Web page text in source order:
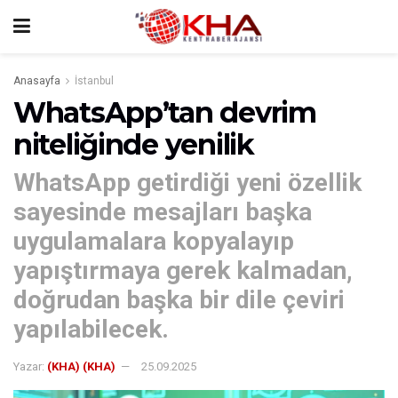
Anasayfa İstanbul
WhatsApp’tan devrim
niteliğinde yenilik
WhatsApp getirdiği yeni özellik
sayesinde mesajları başka
uygulamalara kopyalayıp
yapıştırmaya gerek kalmadan,
doğrudan başka bir dile çeviri
yapılabilecek.
Yazar: (KHA) (KHA) 25.09.2025